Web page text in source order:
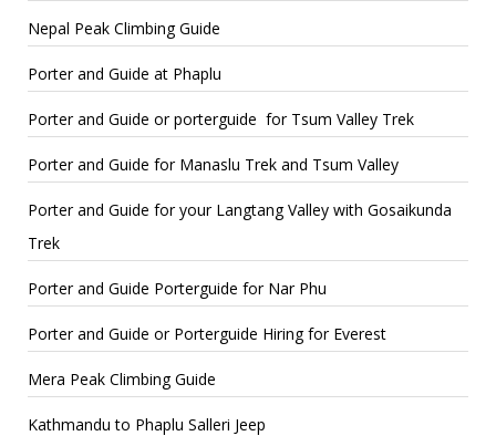
Nepal Peak Climbing Guide
Porter and Guide at Phaplu
Porter and Guide or porterguide for Tsum Valley Trek
Porter and Guide for Manaslu Trek and Tsum Valley
Porter and Guide for your Langtang Valley with Gosaikunda
Trek
Porter and Guide Porterguide for Nar Phu
Porter and Guide or Porterguide Hiring for Everest
Mera Peak Climbing Guide
Kathmandu to Phaplu Salleri Jeep